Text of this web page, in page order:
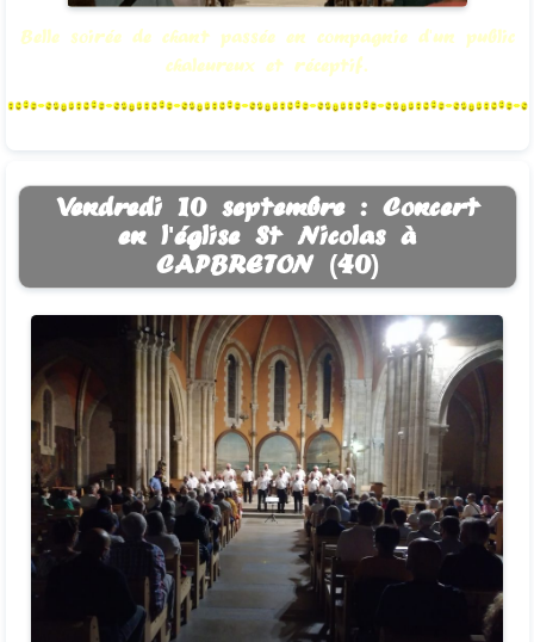
Belle soirée de chant passée en compagnie d'un public
chaleureux et réceptif.
Vendredi 10 septembre : Concert
en l'église St Nicolas à
CAPBRETON (40)